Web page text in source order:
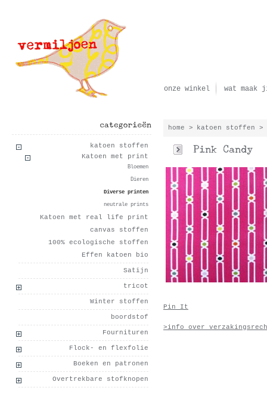
onze winkel wat maak
katoen stoffen
Katoen met print
Bloemen
Dieren
Diverse printen
neutrale prints
Katoen met real life print
canvas stoffen
100% ecologische stoffen
Effen katoen bio
Satijn
tricot
Winter stoffen
boordstof
Fournituren
Flock- en flexfolie
Boeken en patronen
Overtrekbare stofknopen
home > katoen stoffen >
Pin It
>info over